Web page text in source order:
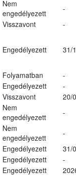
Nem
engedélyezett
-
Visszavont
-
Engedélyezett 31/
Folyamatban
-
Engedélyezett
-
Visszavont
20/
Nem
engedélyezett
-
Nem
engedélyezett
-
Engedélyezett
31/
Engedélyezett
-
Engedélyezett